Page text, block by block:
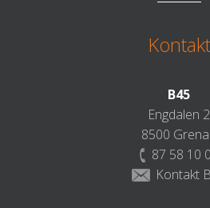
Kontakt
B45
Engdalen 2
8500
87 58 10
Kontakt